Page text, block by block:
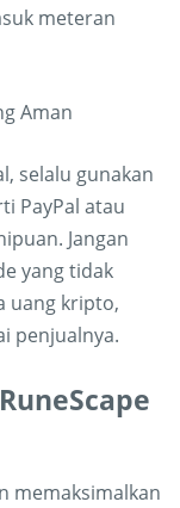
meteran
Aman
selalu gunakan
PayPal atau
Jangan
yang tidak
uang kripto,
penjualnya.
memaksimalkan